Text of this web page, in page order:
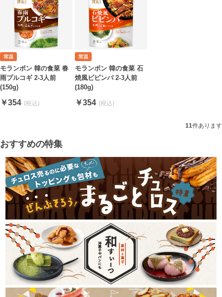
モランボン 韓の食菜 春
雨プルコギ 2-3人前
(150g)
￥354
モランボン 韓の食菜 石
焼風ビビンバ 2-3人前
(180g)
￥354
11件あります
おすすめの特集